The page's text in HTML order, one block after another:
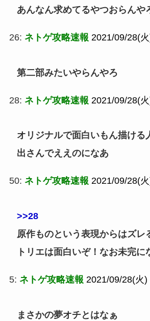
あんなん求めてるやつおらんや
26: ネトゲ攻略速報 2021/09/28(
第二部みたいやらんやろ
28: ネトゲ攻略速報 2021/09/28(
オリジナルで面白いもん描ける
出さんでええのになあ
50: ネトゲ攻略速報 2021/09/28(
>>28
原作ものという表現からはズレ
トリエは面白いぞ！なお未完に
5: ネトゲ攻略速報 2021/09/28(火
まさかの夢オチとはなぁ